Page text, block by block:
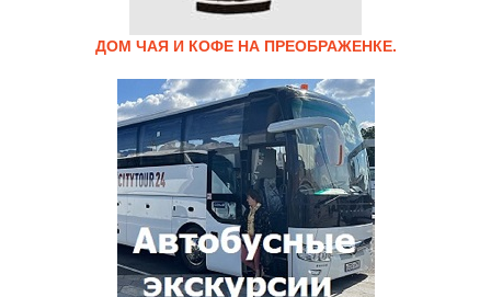
ДОМ ЧАЯ И КОФЕ НА ПРЕОБРАЖЕНКЕ.